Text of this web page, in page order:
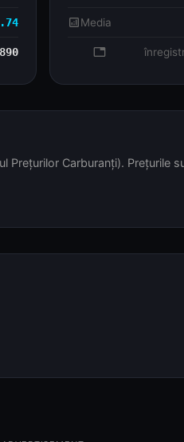
890
analyticsMedia
database
Prețurilor Carburanți). Prețurile